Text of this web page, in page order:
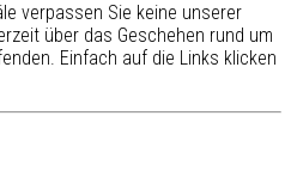
verpassen Sie keine unserer
über das Geschehen rund um
Einfach auf die Links klicken